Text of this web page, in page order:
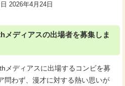
2026年4月24日
メディアスの出場者を募集しま
ディアスに出場するコンビを募
問わず、漫才に対する熱い思いが